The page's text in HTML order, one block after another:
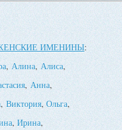
ИМЕНИНЫ:
,Алина,Алиса,
,Анна,
,Виктория, Ольга,
, Ирина,